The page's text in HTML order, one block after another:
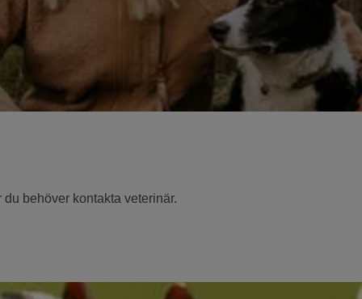
behöver kontakta veterinär.